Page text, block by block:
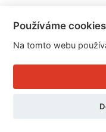
Používáme cookies
Na tomto webu